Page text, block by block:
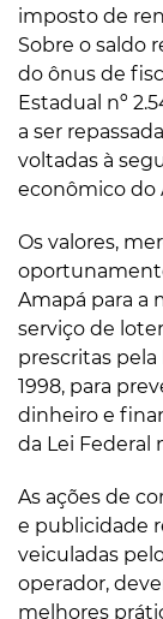
imposto de
Sobre o saldo
do ônus de
Estadual nº
a ser
voltadas à
econômico do
Os valores,
Amapá para a
serviço de
prescritas pela
1998, para
dinheiro e
da Lei Federal
As ações de
e publicidade
veiculadas
operador,
melhores